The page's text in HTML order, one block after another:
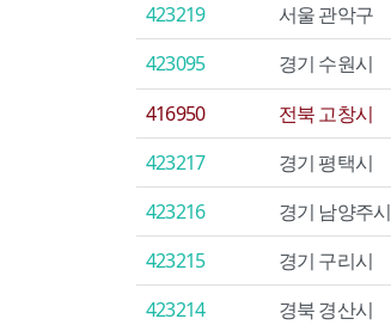
423219
서울 관악구
423095
경기 수원시
416950
전북 고창시
423217
경기 평택시
423216
경기 남양주시
423215
경기 구리시
423214
경북 경산시